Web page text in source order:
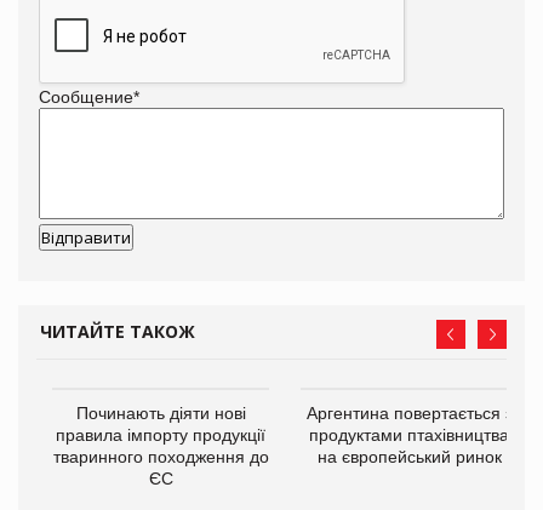
Сообщение*
ЧИТАЙТЕ ТАКОЖ
Починають діяти нові
правила імпорту продукції
тваринного походження до
ЄС
Аргентина повертається з
продуктами птахівництва
на європейський ринок